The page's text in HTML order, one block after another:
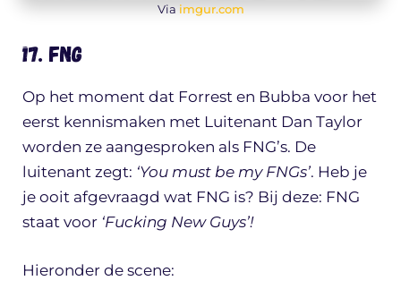
Via imgur.com
17. FNG
Op het moment dat Forrest en Bubba voor het
eerst kennismaken met Luitenant Dan Taylor
worden ze aangesproken als FNG’s. De
luitenant zegt: ‘You must be my FNGs’. Heb je
je ooit afgevraagd wat FNG is? Bij deze: FNG
staat voor ‘Fucking New Guys’!
Hieronder de scene: